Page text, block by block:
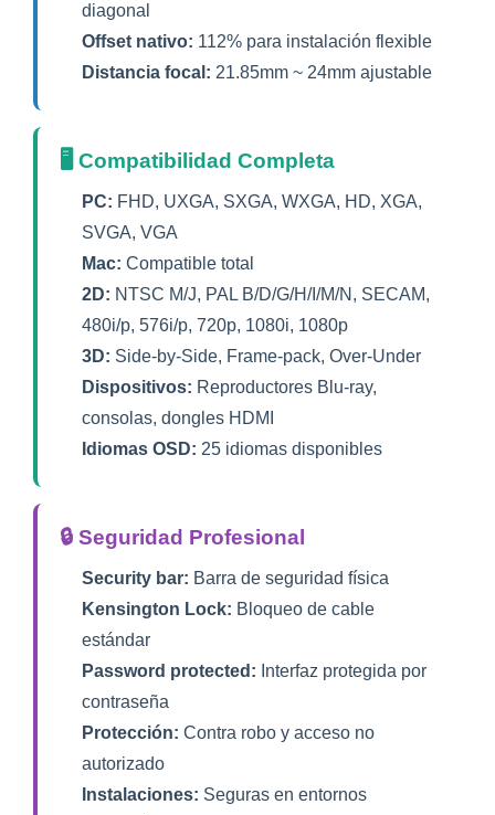
diagonal
Offset nativo: 112% para instalación flexible
Distancia focal: 21.85mm ~ 24mm ajustable
🖥️ Compatibilidad Completa
PC: FHD, UXGA, SXGA, WXGA, HD, XGA,
SVGA, VGA
Mac: Compatible total
2D: NTSC M/J, PAL B/D/G/H/I/M/N, SECAM,
480i/p, 576i/p, 720p, 1080i, 1080p
3D: Side-by-Side, Frame-pack, Over-Under
Dispositivos: Reproductores Blu-ray,
consolas, dongles HDMI
Idiomas OSD: 25 idiomas disponibles
🔒 Seguridad Profesional
Security bar: Barra de seguridad física
Kensington Lock: Bloqueo de cable
estándar
Password protected: Interfaz protegida por
contraseña
Protección: Contra robo y acceso no
autorizado
Instalaciones: Seguras en entornos